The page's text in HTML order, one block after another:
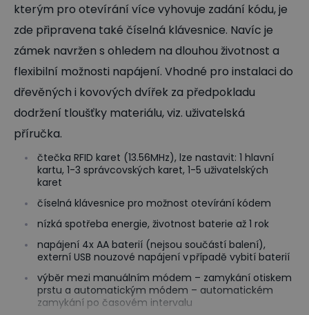
kterým pro otevírání více vyhovuje zadání kódu, je
zde připravena také číselná klávesnice. Navíc je
zámek navržen s ohledem na dlouhou životnost a
flexibilní možnosti napájení. Vhodné pro instalaci do
dřevěných i kovových dvířek za předpokladu
dodržení tloušťky materiálu, viz. uživatelská
příručka.
čtečka RFID karet (13.56MHz), lze nastavit: 1 hlavní
kartu, 1-3 správcovských karet, 1-5 uživatelských
karet
číselná klávesnice pro možnost otevírání kódem
nízká spotřeba energie, životnost baterie až 1 rok
napájení 4x AA baterií (nejsou součástí balení),
externí USB nouzové napájení v případě vybití baterií
výběr mezi manuálním módem – zamykání otiskem
prstu a automatickým módem – automatickém
zamykání po časovém intervalu